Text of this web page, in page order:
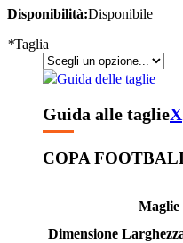
Disponibilità:Disponibile
*Taglia
Guida delle taglie
Guida alle taglieX
COPA
Maglie
Dimensione